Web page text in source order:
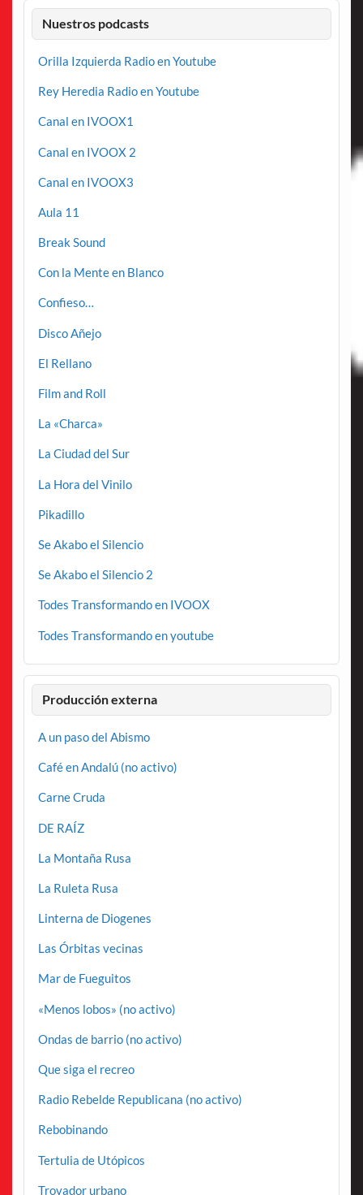
Nuestros podcasts
Orilla Izquierda Radio en Youtube
Rey Heredia Radio en Youtube
Canal en IVOOX1
Canal en IVOOX 2
Canal en IVOOX3
Aula 11
Break Sound
Con la Mente en Blanco
Confieso…
Disco Añejo
El Rellano
Film and Roll
La «Charca»
La Ciudad del Sur
La Hora del Vinilo
Pikadillo
Se Akabo el Silencio
Se Akabo el Silencio 2
Todes Transformando en IVOOX
Todes Transformando en youtube
Producción externa
A un paso del Abismo
Café en Andalú (no activo)
Carne Cruda
DE RAÍZ
La Montaña Rusa
La Ruleta Rusa
Linterna de Diogenes
Las Órbitas vecinas
Mar de Fueguitos
«Menos lobos» (no activo)
Ondas de barrio (no activo)
Que siga el recreo
Radio Rebelde Republicana (no activo)
Rebobinando
Tertulia de Utópicos
Trovador urbano